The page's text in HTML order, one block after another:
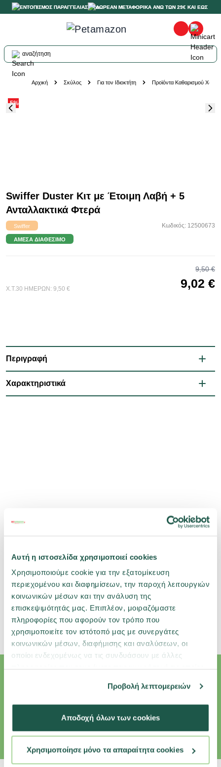
Αυτή η ιστοσελίδα χρησιμοποιεί cookies
Χρησιμοποιούμε cookie για την εξατομίκευση
περιεχομένου και διαφημίσεων, την παροχή λειτουργιών
κοινωνικών μέσων και την ανάλυση της
επισκεψιμότητάς μας. Επιπλέον, μοιραζόμαστε
πληροφορίες που αφορούν τον τρόπο που
χρησιμοποιείτε τον ιστότοπό μας με συνεργάτες
κοινωνικών μέσων, διαφήμισης και αναλύσεων, οι
οποίοι ενδεχομένως να τις συνδυάσουν με άλλες
Προβολή λεπτομερειών
Αποδοχή όλων των cookies
Χρησιμοποίησε μόνο τα απαραίτητα cookies
ΕΝΤΟΠΙΣΜΟΣ ΠΑΡΑΓΓΕΛΙΑΣ ΔΩΡΕΑΝ ΜΕΤΑΦΟΡΙΚΑ ΑΝΩ ΤΩΝ 29€ ΚΑΙ ΕΩΣ
Skip to Content
αναζήτηση
Αρχική Σκύλος Για τον Ιδιοκτήτη Προϊόντα Καθαρισμού
-5%
Swiffer Duster Κιτ με Έτοιμη Λαβή + 5
Ανταλλακτικά Φτερά
Swiffer Κωδικός: 12500673
ΆΜΕΣΑ ΔΙΑΘΈΣΙΜΟ
9,50 €
9,02 €
Χ.Τ.30 ΗΜΕΡΩΝ: 9,50 €
Περιγραφή
Χαρακτηριστικά
Σχετικές κατηγορίες
Σκύλος Γάτα Μικρό Ζώο
Email
Συμφωνώ με τηνΠολιτική Απορρήτου